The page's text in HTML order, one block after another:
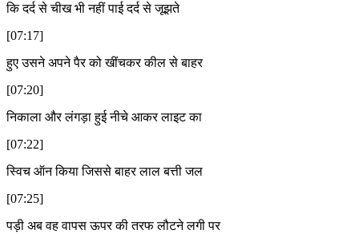
कि दर्द से चीख भी नहीं पाई दर्द से जूझते
[07:17]
हुए उसने अपने पैर को खींचकर कील से बाहर
[07:20]
निकाला और लंगड़ा हुई नीचे आकर लाइट का
[07:22]
स्विच ऑन किया जिससे बाहर लाल बत्ती जल
[07:25]
पड़ी अब वह वापस ऊपर की तरफ लौटने लगी पर